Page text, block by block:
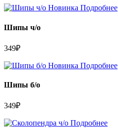
Новинка Подробнее
Шипы ч/о
349₽
Новинка Подробнее
Шипы б/о
349₽
Подробнее